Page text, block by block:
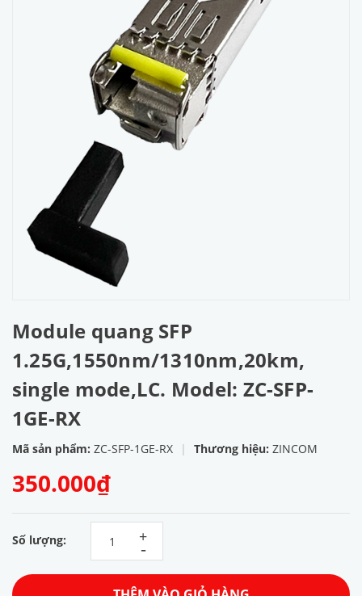
Module quang SFP
1.25G,1550nm/1310nm,20km,
single mode,LC. Model: ZC-SFP-
1GE-RX
Mã sản phẩm: ZC-SFP-1GE-RX | Thương hiệu: ZINCOM
350.000₫
Số lượng: -
+